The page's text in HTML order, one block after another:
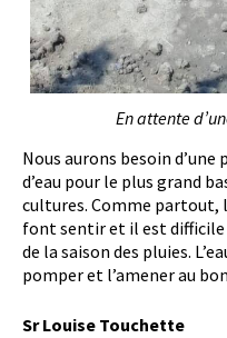
En attente
Nous aurons besoin d’une
d’eau pour le plus grand
cultures. Comme partout,
font sentir et il est difficile
de la saison des pluies.
pomper et l’amener au
Sr Louise Touchette